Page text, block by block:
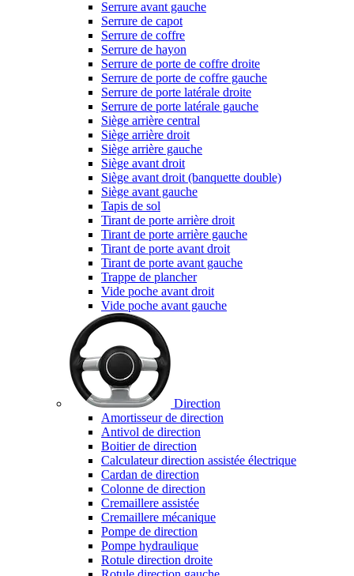
Serrure avant gauche
Serrure de capot
Serrure de coffre
Serrure de hayon
Serrure de porte de coffre droite
Serrure de porte de coffre gauche
Serrure de porte latérale droite
Serrure de porte latérale gauche
Siège arrière central
Siège arrière droit
Siège arrière gauche
Siège avant droit
Siège avant droit (banquette double)
Siège avant gauche
Tapis de sol
Tirant de porte arrière droit
Tirant de porte arrière gauche
Tirant de porte avant droit
Tirant de porte avant gauche
Trappe de plancher
Vide poche avant droit
Vide poche avant gauche
Direction
Amortisseur de direction
Antivol de direction
Boitier de direction
Calculateur direction assistée électrique
Cardan de direction
Colonne de direction
Cremaillere assistée
Cremaillere mécanique
Pompe de direction
Pompe hydraulique
Rotule direction droite